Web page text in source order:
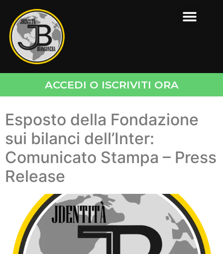
ACCEDI O ISCRIVITI ORA
Esposto della Fondazione
sui bilanci dell’Inter:
Comunicato Stampa – Press
Release